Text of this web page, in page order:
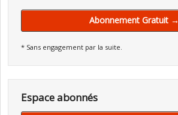
Abonnement Gratuit →
* Sans engagement par la suite.
Espace abonnés